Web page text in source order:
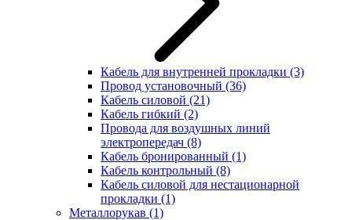
Кабель для внутренней прокладки (3)
Провод установочный (36)
Кабель силовой (21)
Кабель гибкий (2)
Провода для воздушных линий
электропередач (8)
Кабель бронированный (1)
Кабель контрольный (8)
Кабель силовой для нестационарной
прокладки (1)
Металлорукав (1)